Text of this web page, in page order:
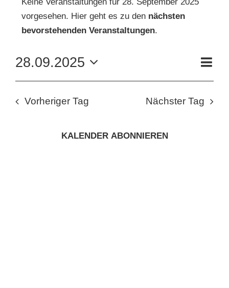
KUNSTSCHULE
KRONBERGER MALERKOLONIE
NACH:
FÜR
SEPTEMBER
2025
Hinweis
vorgesehen. Hier geht es zu den nächsten
bevorstehenden Veranstaltungen.
Tag
28.09.2025
Datum
Vorheriger Tag Nächster Tag
KALENDER ABONNIEREN